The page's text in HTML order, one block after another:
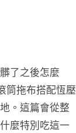
了之後怎麼
筒拖布搭配恆壓
。這篇會從整
麼特別吃這一